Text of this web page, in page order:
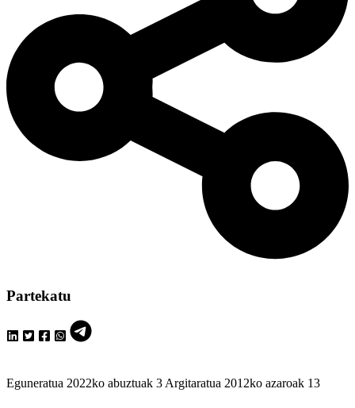
Partekatu
Eguneratua 2022ko abuztuak 3 Argitaratua 2012ko azaroak 13